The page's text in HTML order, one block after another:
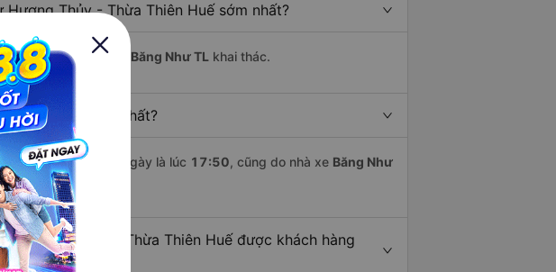
Thủy - Thừa Thiên Huế sớm nhất?
lúc6:00, do nhà xe Băng Như TL khai thác.
Quảng Trị muộn nhất?
cuối cùng trong ngày là lúc 17:50, cũng do nhà xe Băng Như
đi Hương Thủy - Thừa Thiên Huế được khách hàng